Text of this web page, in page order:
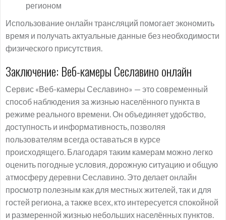
регионом
Использование онлайн трансляций помогает экономить
время и получать актуальные данные без необходимости
физического присутствия.
Заключение: Веб-камеры Сеславино онлайн
Сервис «Веб-камеры Сеславино» — это современный
способ наблюдения за жизнью населённого пункта в
режиме реального времени. Он объединяет удобство,
доступность и информативность, позволяя
пользователям всегда оставаться в курсе
происходящего. Благодаря таким камерам можно легко
оценить погодные условия, дорожную ситуацию и общую
атмосферу деревни Сеславино. Это делает онлайн
просмотр полезным как для местных жителей, так и для
гостей региона, а также всех, кто интересуется спокойной
и размеренной жизнью небольших населённых пунктов.